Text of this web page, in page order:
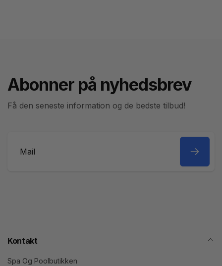
Abonner på nyhedsbrev
Få den seneste information og de bedste tilbud!
Kontakt
Spa Og Poolbutikken